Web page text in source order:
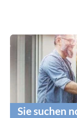
Sie suchen